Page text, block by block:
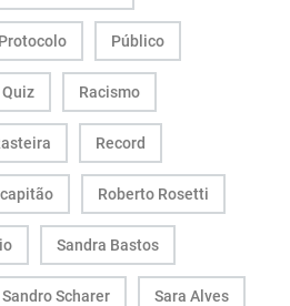
Protocolo Público
Quiz Racismo
Record
Roberto Rosetti
Sandra Bastos
Sandro Scharer Sara Alves